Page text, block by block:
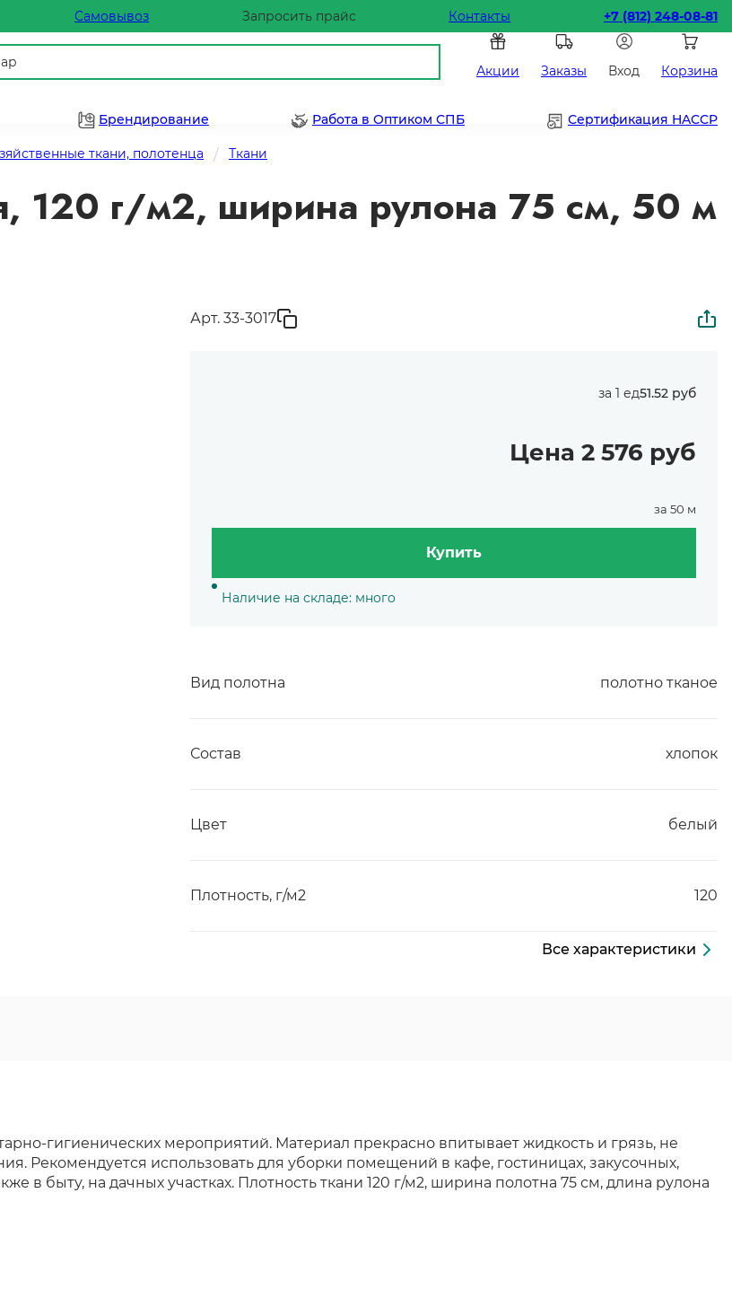
Самовывоз Запросить прайс Контакты +7 (812) 248-08-81
Акции Заказы Вход Корзина
Брендирование Работа в Оптиком СПБ Сертификация HACCP
ткани, полотенца Ткани
120 г/м2, ширина рулона 75 см, 50 м
Арт. 33-3017
за 1 ед51.52 руб
Цена 2 576 руб
за 50 м
Купить
Наличие на складе: много
Вид полотна полотно тканое
Состав хлопок
Цвет белый
Плотность, г/м2 120
Все характеристики
гигиенических мероприятий. Материал прекрасно впитывает жидкость и грязь, не
Рекомендуется использовать для уборки помещений в кафе, гостиницах, закусочных,
в быту, на дачных участках. Плотность ткани 120 г/м2, ширина полотна 75 см, длина рулона